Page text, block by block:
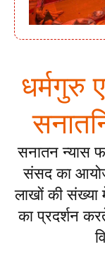
धर्मगुरु
सनातन न्यास
संसद का
लाखों की संख्या
का प्रदर्शन